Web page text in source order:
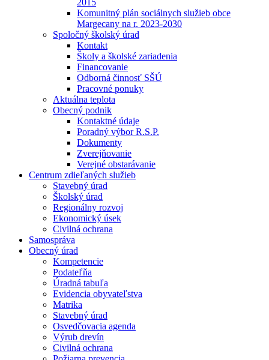
2015
Komunitný plán sociálnych služieb obce
Margecany na r. 2023-2030
Spoločný školský úrad
Kontakt
Školy a školské zariadenia
Financovanie
Odborná činnosť SŠÚ
Pracovné ponuky
Aktuálna teplota
Obecný podnik
Kontaktné údaje
Poradný výbor R.S.P.
Dokumenty
Zverejňovanie
Verejné obstarávanie
Centrum zdieľaných služieb
Stavebný úrad
Školský úrad
Regionálny rozvoj
Ekonomický úsek
Civilná ochrana
Samospráva
Obecný úrad
Kompetencie
Podateľňa
Úradná tabuľa
Evidencia obyvateľstva
Matrika
Stavebný úrad
Osvedčovacia agenda
Výrub drevín
Civilná ochrana